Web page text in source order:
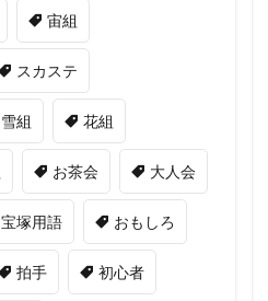
宙組
スカステ
雪組 花組
お茶会 大人会
宝塚用語 おもしろ
拍手 初心者